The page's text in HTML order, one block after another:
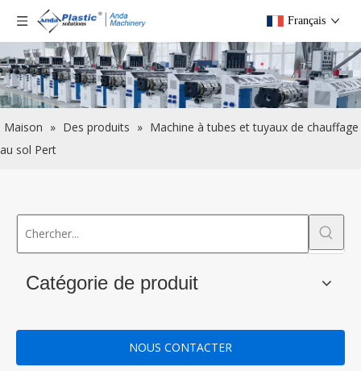
Français
Maison » Des produits » Machine à tubes et tuyaux de chauffage
au sol Pert
Catégorie de produit
NOUS CONTACTER